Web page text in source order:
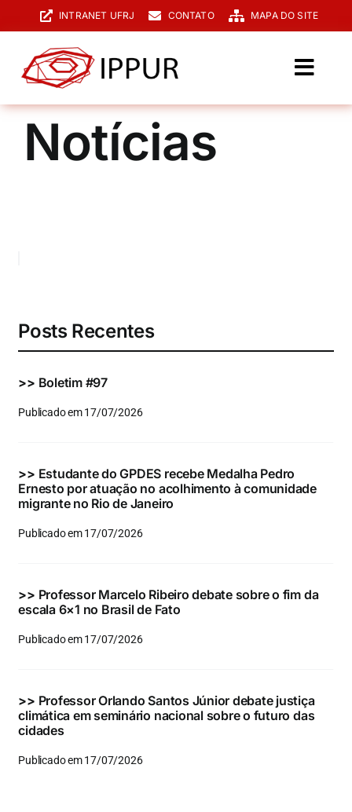
para
conteúdo
INTRANET UFRJ CONTATO MAPA DO SITE
O IPPUR
Graduação
Eventos e Certificados
para:
Notícias
Posts Recentes
>> Boletim #97
Publicado em 17/07/2026
>> Estudante do GPDES recebe Medalha Pedro
Ernesto por atuação no acolhimento à comunidade
migrante no Rio de Janeiro
Publicado em 17/07/2026
>> Professor Marcelo Ribeiro debate sobre o fim da
escala 6×1 no Brasil de Fato
Publicado em 17/07/2026
>> Professor Orlando Santos Júnior debate justiça
climática em seminário nacional sobre o futuro das
cidades
Publicado em 17/07/2026